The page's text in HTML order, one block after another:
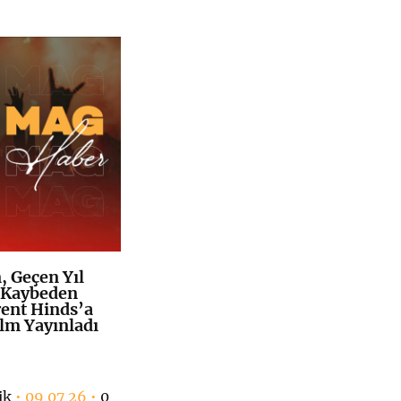
+
Geçen Yıl
Hinds’a
Yayınladı
• 09 07 26 • 0